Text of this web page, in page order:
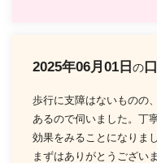
2025年06月01日 の
歩行に支障はないものの
あるので伺いました。丁
効果をみることになりまし
まずはありがとうござい